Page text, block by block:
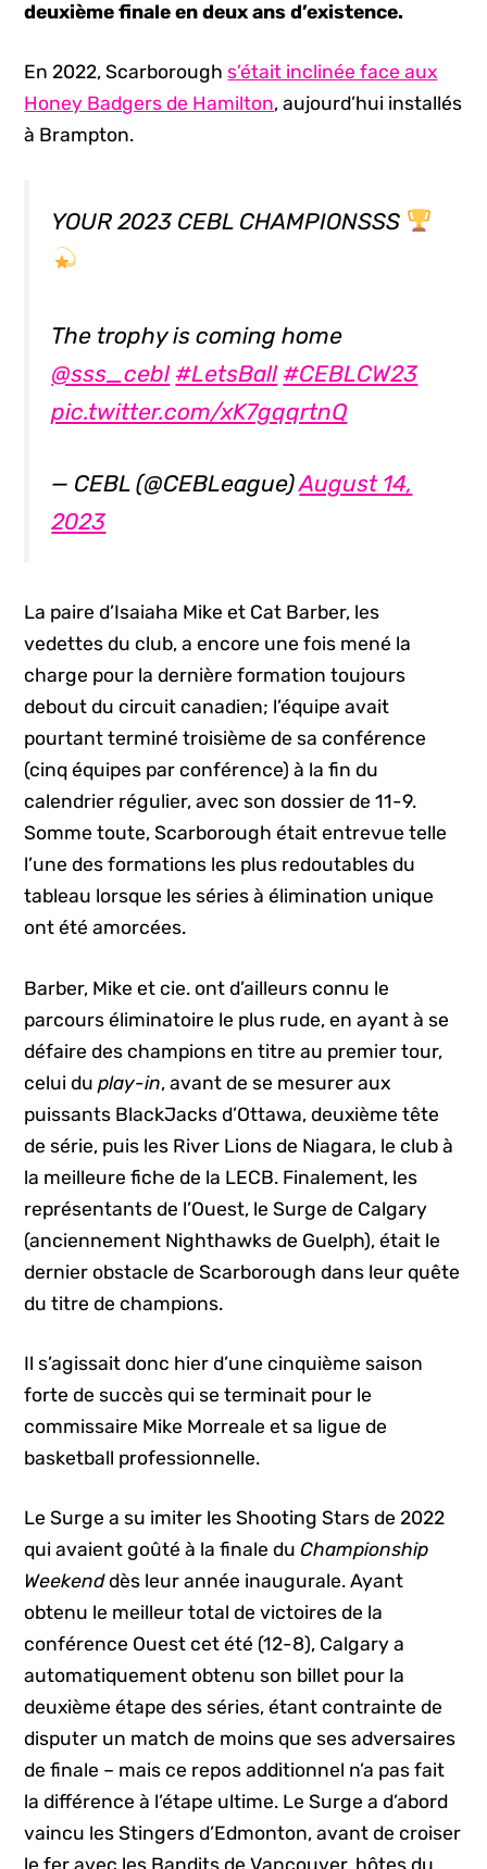
deuxième finale en deux ans d’existence.
En 2022, Scarboroughs’était inclinée face aux
Honey Badgers de Hamilton, aujourd’hui installés
à Brampton.
YOUR 2023 CEBL CHAMPIONSSS
The trophy is coming home
@sss_cebl #LetsBall #CEBLCW23
pic.twitter.com/xK7gqqrtnQ
— CEBL (@CEBLeague)August 14,
2023
La paire d’Isaiaha Mike et Cat Barber, les
vedettes du club, a encore une fois mené la
charge pour la dernière formation toujours
debout du circuit canadien; l’équipe avait
pourtant terminé troisième de sa conférence
(cinq équipes par conférence) à la fin du
calendrier régulier, avec son dossier de 11-9.
Somme toute, Scarborough était entrevue telle
l’une des formations les plus redoutables du
tableau lorsque les séries à élimination unique
ont été amorcées.
Barber, Mike et cie. ont d’ailleurs connu le
parcours éliminatoire le plus rude, en ayant à se
défaire des champions en titre au premier tour,
celui duplay-in, avant de se mesurer aux
puissants BlackJacks d’Ottawa, deuxième tête
de série, puis les River Lions de Niagara, le club à
la meilleure fiche de la LECB. Finalement, les
représentants de l’Ouest, le Surge de Calgary
(anciennement Nighthawks de Guelph), était le
dernier obstacle de Scarborough dans leur quête
du titre de champions.
Il s’agissait donc hier d’une cinquième saison
forte de succès qui se terminait pour le
commissaire Mike Morreale et sa ligue de
basketball professionnelle.
Le Surge a su imiter les Shooting Stars de 2022
qui avaient goûté à la finale du Championship
Weekenddès leur année inaugurale. Ayant
obtenu le meilleur total de victoires de la
conférence Ouest cet été (12-8), Calgary a
automatiquement obtenu son billet pour la
deuxième étape des séries, étant contrainte de
disputer un match de moins que ses adversaires
de finale – mais ce repos additionnel n’a pas fait
la différence à l’étape ultime. Le Surge a d’abord
vaincu les Stingers d’Edmonton, avant de croiser